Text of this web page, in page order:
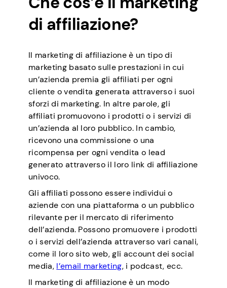
di affiliazione?
Il marketing di affiliazione è un tipo di
marketing basato sulle prestazioni in cui
un’azienda premia gli affiliati per ogni
cliente o vendita generata attraverso i suoi
sforzi di marketing. In altre parole, gli
affiliati promuovono i prodotti o i servizi di
un’azienda al loro pubblico. In cambio,
ricevono una commissione o una
ricompensa per ogni vendita o lead
generato attraverso il loro link di affiliazione
univoco.
Gli affiliati possono essere individui o
aziende con una piattaforma o un pubblico
rilevante per il mercato di riferimento
dell’azienda. Possono promuovere i prodotti
o i servizi dell’azienda attraverso vari canali,
come il loro sito web, gli account dei social
media, l’email marketing, i podcast, ecc.
Il marketing di affiliazione è un modo